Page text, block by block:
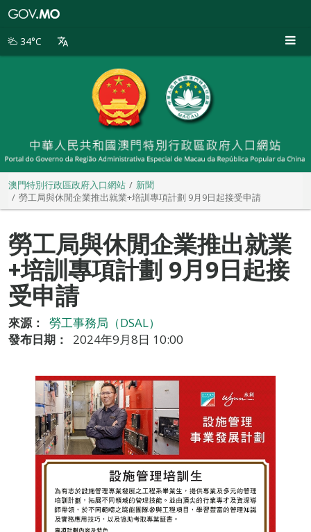
別
34°C
澳門特別行政區政府入口網站
新聞
勞工局與休閒企業推出就業+培訓專項計劃 9月9日起接受申請
勞工局與休閒企業推出就業
+培訓專項計劃 9月9日起接
受申請
來源：
勞工事務局（DSAL）
發布日期：
2024年9月8日 10:00